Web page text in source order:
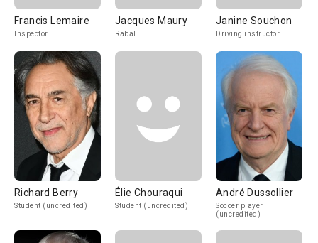
Francis Lemaire
Inspector
Jacques Maury
Rabal
Janine Souchon
Driving instructor
Richard Berry
Student (uncredited)
Élie Chouraqui
Student (uncredited)
André Dussollier
Soccer player
(uncredited)